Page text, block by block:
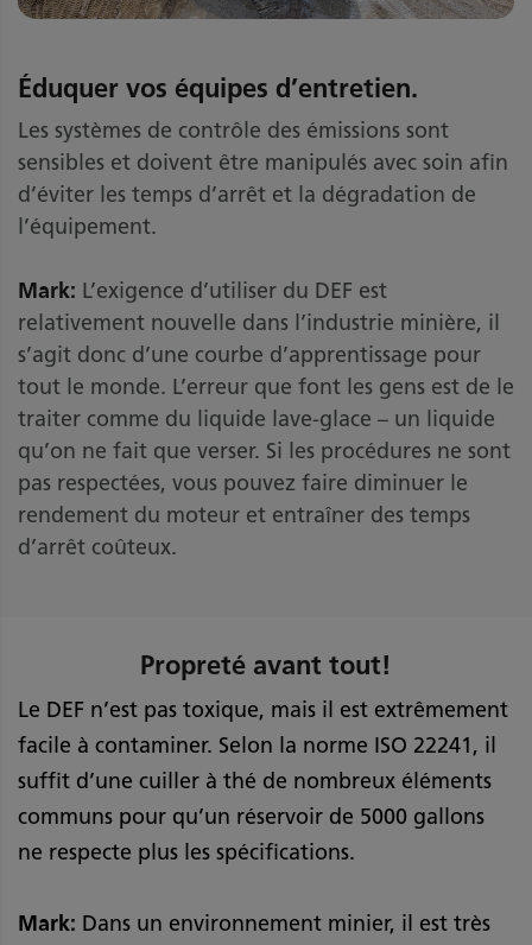
Éduquer vos équipes d’entretien.
Les systèmes de contrôle des émissions sont
sensibles et doivent être manipulés avec soin afin
d’éviter les temps d’arrêt et la dégradation de
l’équipement.
Mark: L’exigence d’utiliser du DEF est
relativement nouvelle dans l’industrie minière, il
s’agit donc d’une courbe d’apprentissage pour
tout le monde. L’erreur que font les gens est de le
traiter comme du liquide lave-glace – un liquide
qu’on ne fait que verser. Si les procédures ne sont
pas respectées, vous pouvez faire diminuer le
rendement du moteur et entraîner des temps
d’arrêt coûteux.
Propreté avant tout!
Le DEF n’est pas toxique, mais il est extrêmement
facile à contaminer. Selon la norme ISO 22241, il
suffit d’une cuiller à thé de nombreux éléments
communs pour qu’un réservoir de 5000 gallons
ne respecte plus les spécifications.
Mark: Dans un environnement minier, il est très